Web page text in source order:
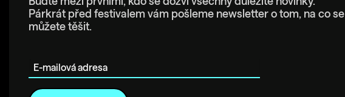
Párkrát před festivalem vám pošleme newsletter o tom, na co se
můžete těšit.